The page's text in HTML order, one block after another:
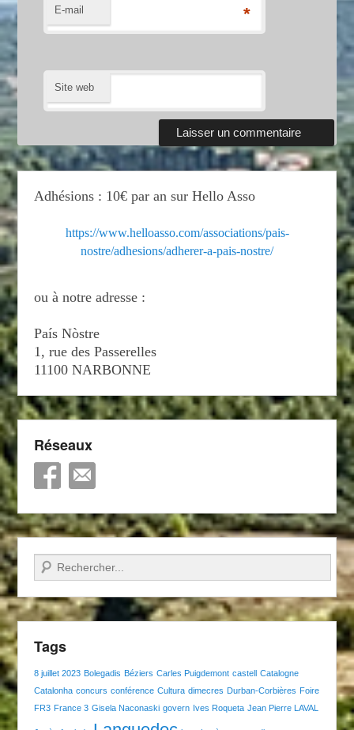
E-mail *
Site web
Adhésions : 10€ par an sur Hello Asso
https://www.helloasso.com/associations/pais-
nostre/adhesions/adherer-a-pais-nostre/
ou à notre adresse :
País Nòstre
1, rue des Passerelles
11100 NARBONNE
Réseaux
Recherche
Tags
8 juillet 2023 Bolegadis Béziers Carles Puigdemont castell Catalogne
Catalonha concurs conférence Cultura dimecres Durban-Corbières Foire
FR3 France 3 Gisela Naconaski govern Ives Roqueta Jean Pierre LAVAL